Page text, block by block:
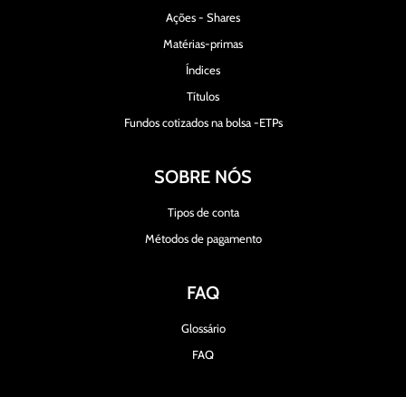
Ações - Shares
Matérias-primas
Índices
Títulos
Fundos cotizados na bolsa -ETPs
SOBRE NÓS
Tipos de conta
Métodos de pagamento
FAQ
Glossário
FAQ